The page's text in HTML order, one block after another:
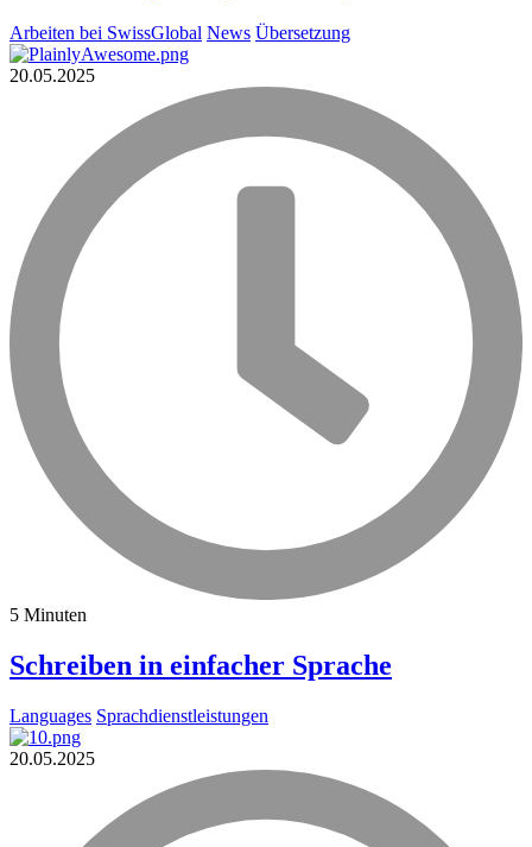
Arbeiten bei SwissGlobal News Übersetzung
20.05.2025
5 Minuten
Schreiben in einfacher Sprache
Languages Sprachdienstleistungen
20.05.2025